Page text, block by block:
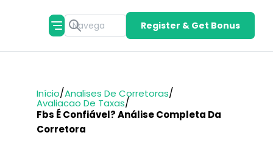
Register & Get Bonus
Início/Analises De Corretoras/
Avaliacao De Taxas/
Fbs É Confiável? Análise Completa Da
Corretora